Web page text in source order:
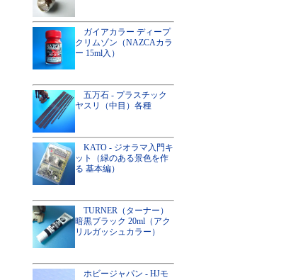
ガイアカラー ディープ
クリムゾン（NAZCAカラ
ー 15ml入）
五万石 - プラスチック
ヤスリ（中目）各種
KATO - ジオラマ入門キ
ット（緑のある景色を作
る 基本編）
TURNER（ターナー）
暗黒ブラック 20ml（アク
リルガッシュカラー）
ホビージャパン - HJモ